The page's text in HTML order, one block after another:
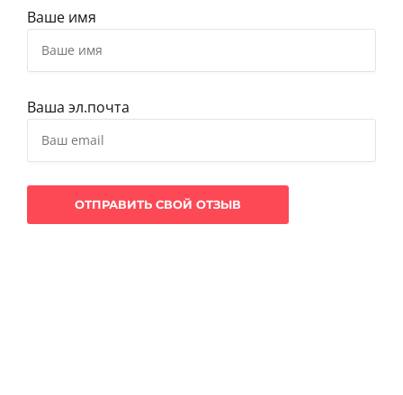
Ваше имя
Ваша эл.почта